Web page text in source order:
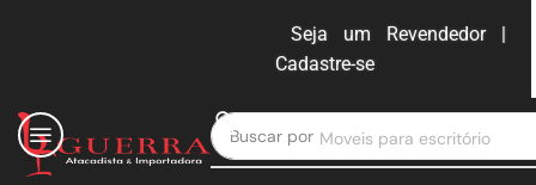
Seja um Revendedor |
Cadastre-se
Buscar por Moveis para escritório